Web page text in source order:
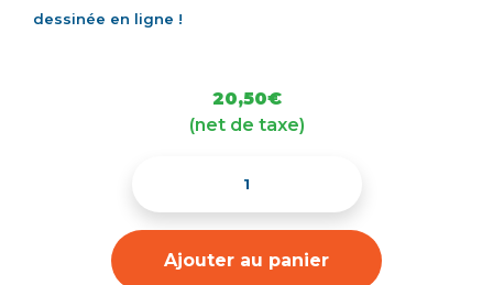
dessinée en ligne !
20,50€
(net de taxe)
Ajouter au panier